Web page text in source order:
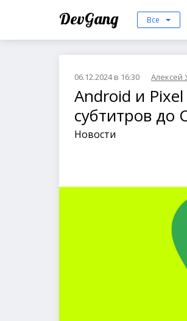
DevGang Все
06.12.2024 в 16:30 Алексей
Android и
субтитров до
Новости